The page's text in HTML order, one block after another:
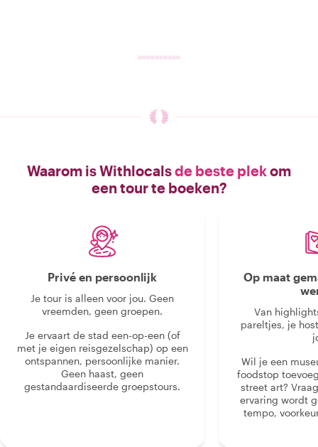
Waarom is Withlocalsde beste plekom
een tour te boeken?
Privé en persoonlijk
Je tour is alleen voor jou. Geen
vreemden, geen groepen.
Je ervaart de stad een-op-een (of
met je eigen reisgezelschap) op een
ontspannen, persoonlijke manier.
Geen haast, geen
gestandaardiseerde groepstours.
Op maat
Van
pareltjes, je
Wil je een
foodstop
street art?
ervaring wordt
tempo,